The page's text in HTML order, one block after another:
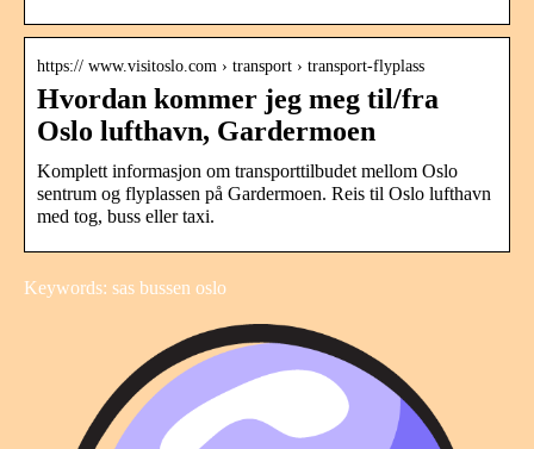
https:// www.visitoslo.com › transport › transport-flyplass
Hvordan kommer jeg meg til/fra
Oslo lufthavn, Gardermoen
Komplett informasjon om transporttilbudet mellom Oslo
sentrum og flyplassen på Gardermoen. Reis til Oslo lufthavn
med tog, buss eller taxi.
Keywords: sas bussen oslo